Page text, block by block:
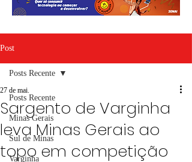
Post
Posts Recente
Minas Gerais
Sul de Minas
Varginha
Posts Recente
Sargento de Varginha
leva Minas Gerais ao
topo em competição
27 de mai.